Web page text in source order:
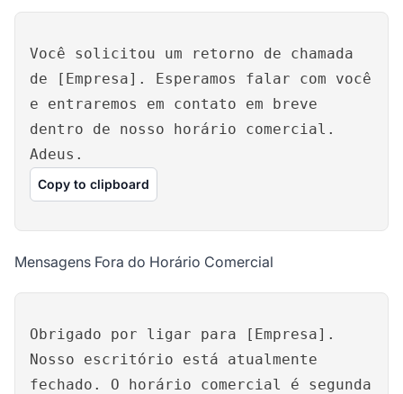
Você solicitou um retorno de chamada
de [Empresa]. Esperamos falar com você
e entraremos em contato em breve
dentro de nosso horário comercial.
Adeus.
Copy to clipboard
Mensagens Fora do Horário Comercial
Obrigado por ligar para [Empresa].
Nosso escritório está atualmente
fechado. O horário comercial é segunda